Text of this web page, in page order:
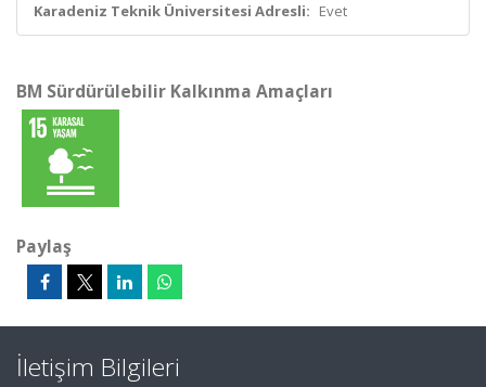
Karadeniz Teknik Üniversitesi Adresli: Evet
BM Sürdürülebilir Kalkınma Amaçları
Paylaş
İletişim Bilgileri